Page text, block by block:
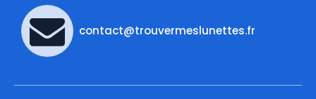
contact@trouvermeslunettes.fr